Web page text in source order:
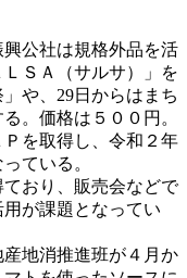
公社は規格外品を活
ＳＡ（サルサ）」を
や、29日からはまち
。価格は５００円。
を取得し、令和２年
ている。
おり、販売会などで
が課題となってい
地消推進班が４月か